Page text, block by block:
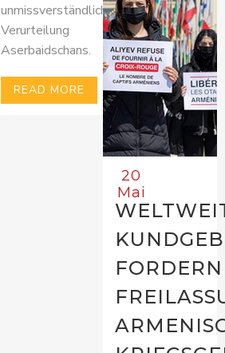
unmissverständliche
Verurteilung
Aserbaidschans.
READ MORE
20
Mai